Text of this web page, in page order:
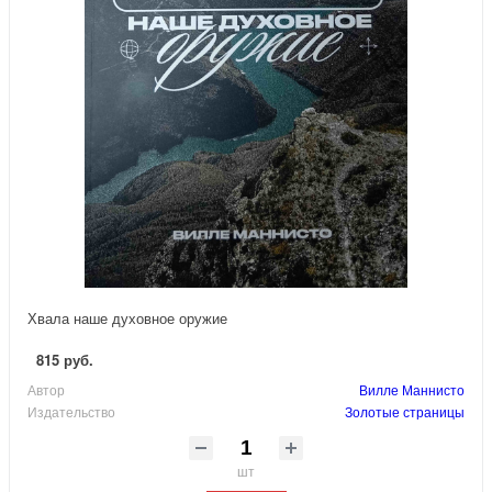
Хвала наше духовное оружие
815 руб.
Автор
Вилле Маннисто
Издательство
Золотые страницы
шт